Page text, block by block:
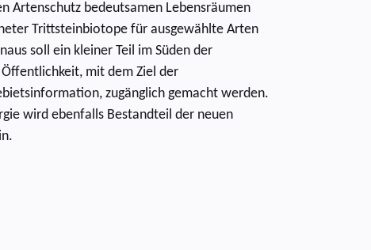
Artenschutz bedeutsamen Lebensräumen
Trittsteinbiotope für ausgewählte Arten
soll ein kleiner Teil im Süden der
mit dem Ziel der
zugänglich gemacht werden.
wird ebenfalls Bestandteil der neuen